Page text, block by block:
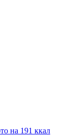
на 191 ккал